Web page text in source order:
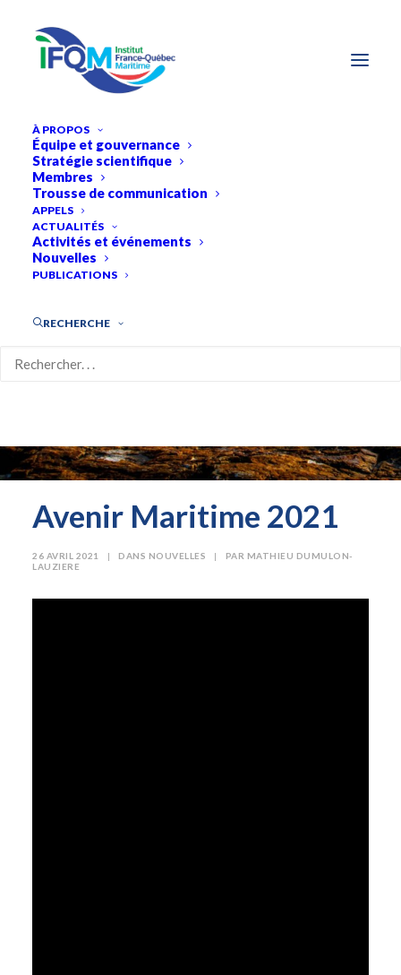
À PROPOS
Équipe et gouvernance
Stratégie scientifique
Membres
Trousse de communication
APPELS
ACTUALITÉS
Activités et événements
Nouvelles
PUBLICATIONS
RECHERCHE
Avenir Maritime 2021
26 AVRIL 2021 | DANS NOUVELLES | PAR MATHIEU DUMULON-
LAUZIERE